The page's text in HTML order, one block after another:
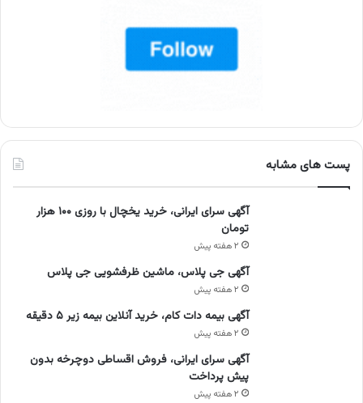
پست های مشابه
آگهی سرای ایرانی، خرید یخچال با روزی ۱۰۰ هزار
تومان
۲ هفته پیش
آگهی جی پلاس، ماشین ظرفشویی جی پلاس
۲ هفته پیش
آگهی بیمه دات کام، خرید آنلاین بیمه زیر ۵ دقیقه
۲ هفته پیش
آگهی سرای ایرانی، فروش اقساطی دوچرخه بدون
پیش پرداخت
۲ هفته پیش